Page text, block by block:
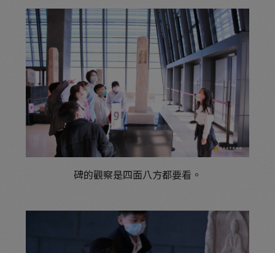
碑的觀察是四面八方都要看。